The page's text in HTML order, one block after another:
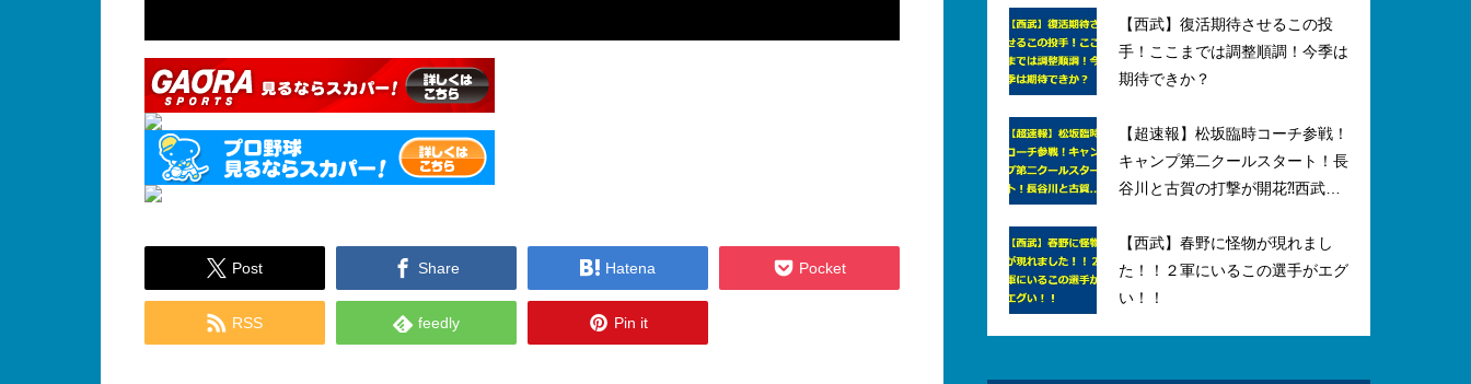
 Post  Share  Hatena  Pocket
 RSS  feedly  Pin it
【西武】復活期待させるこの投
手！ここまでは調整順調！今季は
期待できか？
【超速報】松坂臨時コーチ参戦！
キャンプ第二クールスタート！長
谷川と古賀の打撃が開花⁈西武春
【西武】春野に怪物が現れまし
た！！２軍にいるこの選手がエグ
い！！